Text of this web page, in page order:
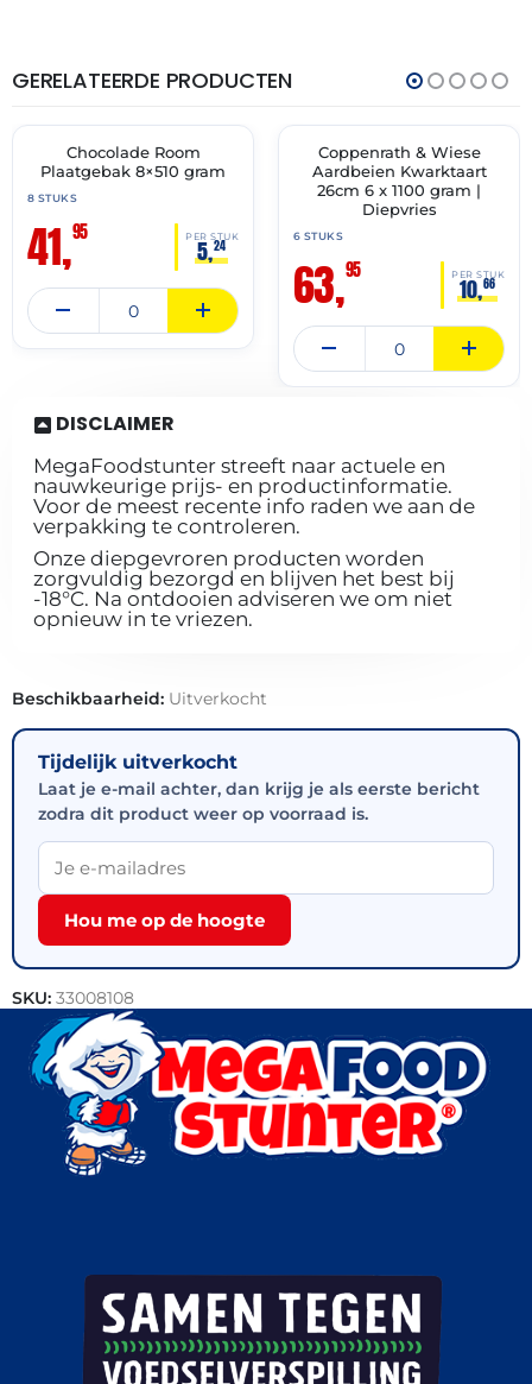
GERELATEERDE PRODUCTEN
✓ VAST ASSORTIMENT
THT:
30-
Chocolade Room
Plaatgebak 8×510 gram
8 STUKS
41,95 PER STUK
5,24
✓ VAST ASSORTIMENT
Coppenrath & Wiese
Aardbeien Kwarktaart
26cm 6 x 1100 gram |
Diepvries
6 STUKS
63,95 PER STUK
10,66
DISCLAIMER
MegaFoodstunter streeft naar actuele en
nauwkeurige prijs- en productinformatie.
Voor de meest recente info raden we aan de
verpakking te controleren.
Onze diepgevroren producten worden
zorgvuldig bezorgd en blijven het best bij
-18°C. Na ontdooien adviseren we om niet
opnieuw in te vriezen.
Beschikbaarheid: Uitverkocht
Tijdelijk uitverkocht
Laat je e-mail achter, dan krijg je als eerste bericht
zodra dit product weer op voorraad is.
Hou me op de hoogte
SKU: 33008108
Categorieën:Outlet